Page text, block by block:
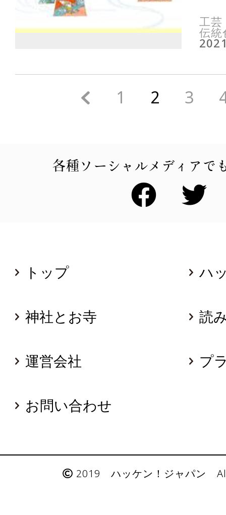
工芸
伝統
< 1 2 3
各種ソーシャルメディアで
トップ ハ
神社とお寺 読
運営会社 プ
お問い合わせ
2019 ハッケン！ジャパン